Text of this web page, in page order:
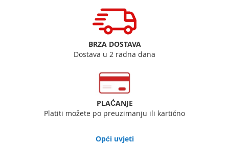
BRZA DOSTAVA
Dostava u 2 radna dana
PLAĆANJE
Platiti možete po preuzimanju ili kartično
Opći uvjeti